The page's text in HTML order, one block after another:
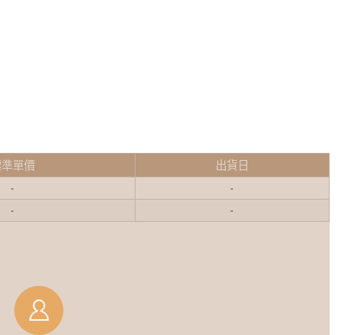
單價
出貨日
-
-
-
-